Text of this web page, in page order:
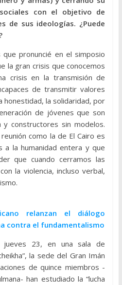
con el objetivo de
de sus ideologías. ¿Puede
que pronuncié en el simposio
la gran crisis que conocemos
crisis en la transmisión de
de transmitir valores
honestidad, la solidaridad, por
de jóvenes que son
y constructores sin modelos.
como la de El Cairo es
a la humanidad entera y que
que cuando cerramos las
la violencia, incluso verbal,
relanzan el diálogo
contra el fundamentalismo
23, en una sala de
la sede del Gran Imán
de quince miembros -
han estudiado la “lucha